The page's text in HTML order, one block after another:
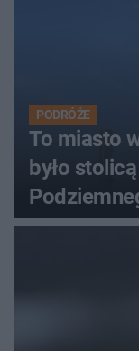
PODRÓŻE
To miasto
było
pielgrzym